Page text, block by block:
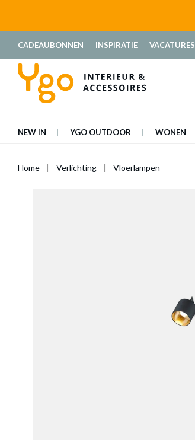
CADEAUBONNEN INSPIRATIE VACATURES
NEW IN YGO OUTDOOR WONEN
Home Verlichting Vloerlampen